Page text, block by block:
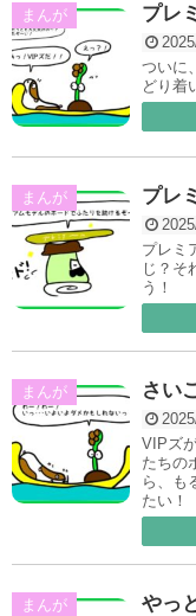
プレ
まんが
ついに
どり着
プレ
まんが
プレミ
じ？そ
う！
さい
まんが
VIPズ
たちの
ら、も
たい！
やっ
まんが